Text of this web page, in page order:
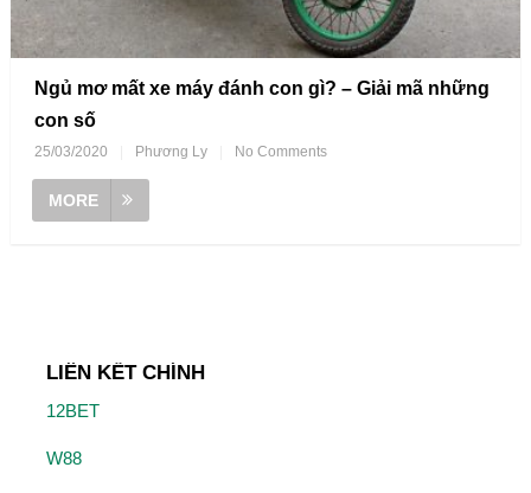
Ngủ mơ mất xe máy đánh con gì? – Giải mã những
con số
25/03/2020 Phương Ly No Comments
MORE
LIÊN KẾT CHÍNH
12BET
W88